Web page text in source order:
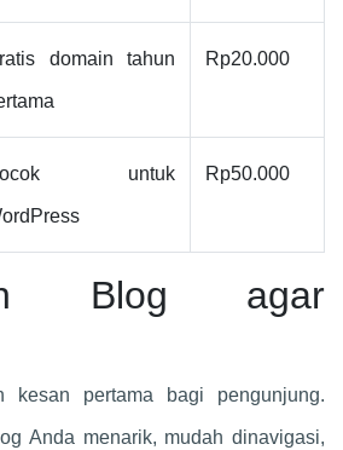
domain tahun Rp20.000
untuk Rp50.000
Blog agar
kesan pertama bagi pengunjung.
Anda menarik, mudah dinavigasi,